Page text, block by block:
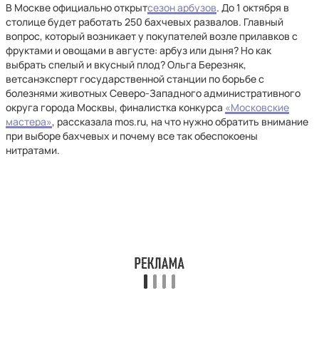
В Москве официально открытсезон арбузов. До 1 октября в
столице будет работать 250 бахчевых развалов. Главный
вопрос, который возникает у покупателей возле прилавков с
фруктами и овощами в августе: арбуз или дыня? Но как
выбрать спелый и вкусный плод? Ольга Березняк,
ветсанэксперт государственной станции по борьбе с
болезнями животных Северо-Западного административного
округа города Москвы, финалистка конкурса «Московские
мастера», рассказала mos.ru, на что нужно обратить внимание
при выборе бахчевых и почему все так обеспокоены
нитратами.